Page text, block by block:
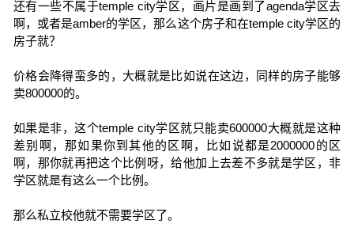
还有一些不属于temple city学区，画片是画到了agenda学区去
啊，或者是amber的学区，那么这个房子和在temple city学区的
房子就？
价格会降得蛮多的，大概就是比如说在这边，同样的房子能够
卖800000的。
如果是非，这个temple city学区就只能卖600000大概就是这种
差别啊，那如果你到其他的区啊，比如说都是2000000的区
啊，那你就再把这个比例呀，给他加上去差不多就是学区，非
学区就是有这么一个比例。
那么私立校他就不需要学区了。